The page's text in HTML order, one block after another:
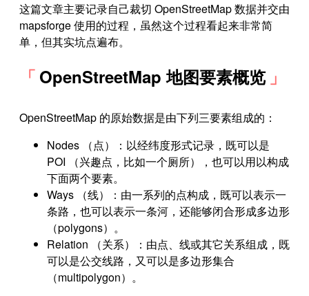
这篇文章主要记录自己裁切 OpenStreetMap 数据并交由
mapsforge 使用的过程，虽然这个过程看起来非常简
单，但其实坑点遍布。
OpenStreetMap 地图要素概览
OpenStreetMap 的原始数据是由下列三要素组成的：
Nodes （点）：以经纬度形式记录，既可以是
POI （兴趣点，比如一个厕所），也可以用以构成
下面两个要素。
Ways （线）：由一系列的点构成，既可以表示一
条路，也可以表示一条河，还能够闭合形成多边形
（polygons）。
Relation （关系）：由点、线或其它关系组成，既
可以是公交线路，又可以是多边形集合
（multipolygon）。